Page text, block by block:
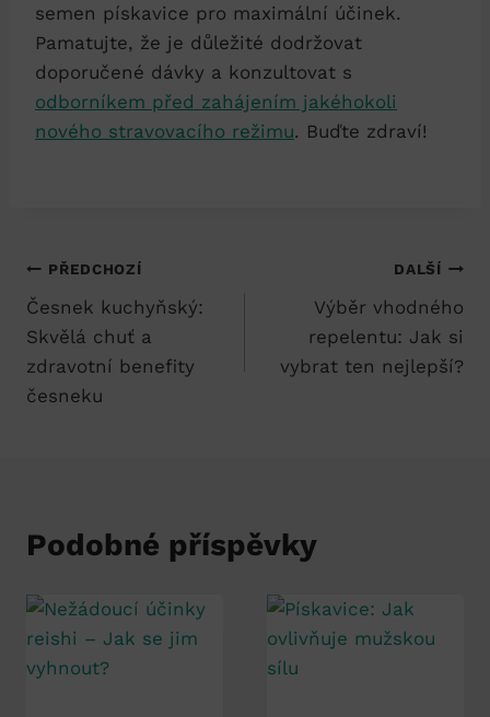
semen pískavice pro maximální účinek.
Pamatujte, že je důležité dodržovat
doporučené dávky a konzultovat s
odborníkem před zahájením jakéhokoli
nového stravovacího režimu. Buďte zdraví!
Navigace
pro
příspěvek
PŘEDCHOZÍ
Česnek kuchyňský:
Skvělá chuť a
zdravotní benefity
česneku
DALŠÍ
Výběr vhodného
repelentu: Jak si
vybrat ten nejlepší?
Podobné příspěvky